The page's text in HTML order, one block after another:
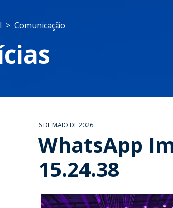
Comunicação
6 DE MAIO DE 2026
WhatsApp
15.24.38